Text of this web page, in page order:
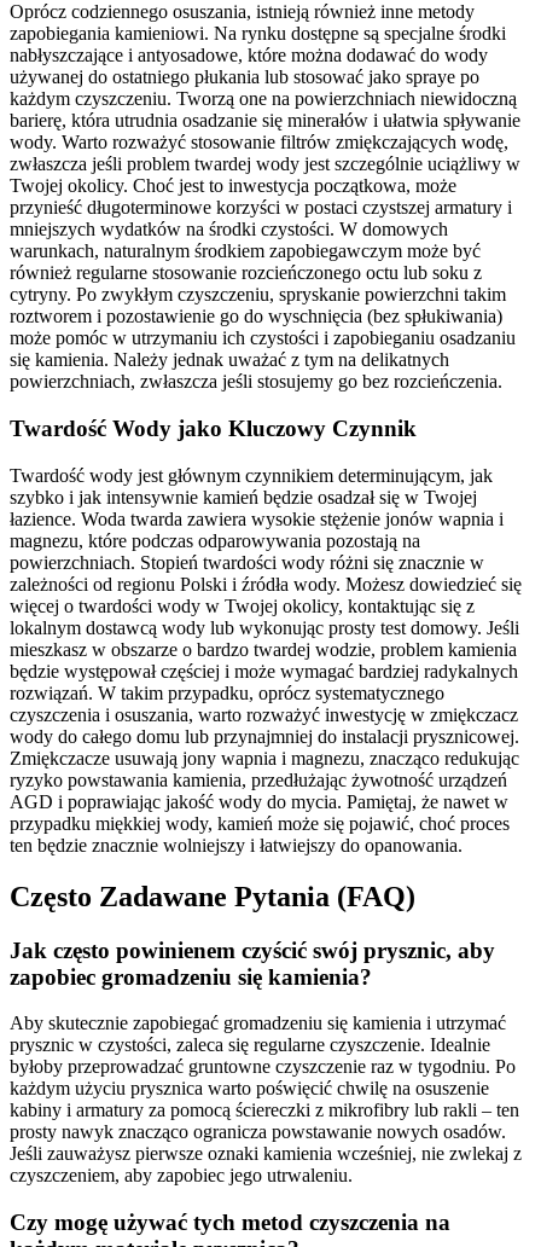
Oprócz codziennego osuszania, istnieją również inne metody
zapobiegania kamieniowi. Na rynku dostępne są specjalne środki
nabłyszczające i antyosadowe, które można dodawać do wody
używanej do ostatniego płukania lub stosować jako spraye po
każdym czyszczeniu. Tworzą one na powierzchniach niewidoczną
barierę, która utrudnia osadzanie się minerałów i ułatwia spływanie
wody. Warto rozważyć stosowanie filtrów zmiękczających wodę,
zwłaszcza jeśli problem twardej wody jest szczególnie uciążliwy w
Twojej okolicy. Choć jest to inwestycja początkowa, może
przynieść długoterminowe korzyści w postaci czystszej armatury i
mniejszych wydatków na środki czystości. W domowych
warunkach, naturalnym środkiem zapobiegawczym może być
również regularne stosowanie rozcieńczonego octu lub soku z
cytryny. Po zwykłym czyszczeniu, spryskanie powierzchni takim
roztworem i pozostawienie go do wyschnięcia (bez spłukiwania)
może pomóc w utrzymaniu ich czystości i zapobieganiu osadzaniu
się kamienia. Należy jednak uważać z tym na delikatnych
powierzchniach, zwłaszcza jeśli stosujemy go bez rozcieńczenia.
Twardość Wody jako Kluczowy Czynnik
Twardość wody jest głównym czynnikiem determinującym, jak
szybko i jak intensywnie kamień będzie osadzał się w Twojej
łazience. Woda twarda zawiera wysokie stężenie jonów wapnia i
magnezu, które podczas odparowywania pozostają na
powierzchniach. Stopień twardości wody różni się znacznie w
zależności od regionu Polski i źródła wody. Możesz dowiedzieć się
więcej o twardości wody w Twojej okolicy, kontaktując się z
lokalnym dostawcą wody lub wykonując prosty test domowy. Jeśli
mieszkasz w obszarze o bardzo twardej wodzie, problem kamienia
będzie występował częściej i może wymagać bardziej radykalnych
rozwiązań. W takim przypadku, oprócz systematycznego
czyszczenia i osuszania, warto rozważyć inwestycję w zmiękczacz
wody do całego domu lub przynajmniej do instalacji prysznicowej.
Zmiękczacze usuwają jony wapnia i magnezu, znacząco redukując
ryzyko powstawania kamienia, przedłużając żywotność urządzeń
AGD i poprawiając jakość wody do mycia. Pamiętaj, że nawet w
przypadku miękkiej wody, kamień może się pojawić, choć proces
ten będzie znacznie wolniejszy i łatwiejszy do opanowania.
Często Zadawane Pytania (FAQ)
Jak często powinienem czyścić swój prysznic, aby
zapobiec gromadzeniu się kamienia?
Aby skutecznie zapobiegać gromadzeniu się kamienia i utrzymać
prysznic w czystości, zaleca się regularne czyszczenie. Idealnie
byłoby przeprowadzać gruntowne czyszczenie raz w tygodniu. Po
każdym użyciu prysznica warto poświęcić chwilę na osuszenie
kabiny i armatury za pomocą ściereczki z mikrofibry lub rakli – ten
prosty nawyk znacząco ogranicza powstawanie nowych osadów.
Jeśli zauważysz pierwsze oznaki kamienia wcześniej, nie zwlekaj z
czyszczeniem, aby zapobiec jego utrwaleniu.
Czy mogę używać tych metod czyszczenia na